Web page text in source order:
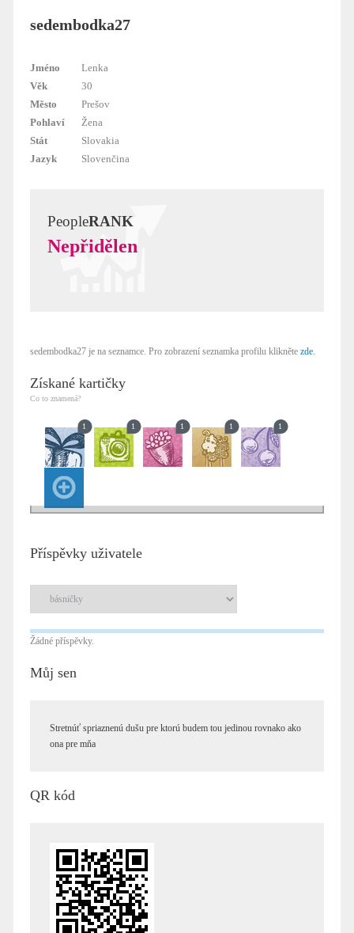
sedembodka27
Jméno
Lenka
Věk
30
Město
Prešov
Pohlaví
Žena
Stát
Slovakia
Jazyk
Slovenčina
PeopleRANK
Nepřidělen
sedembodka27 je na seznamce. Pro zobrazení seznamka profilu klikněte zde.
Získané kartičky
Co to znamená?
1 1 1 1 1
Příspěvky uživatele
Žádné příspěvky.
Můj sen
Stretnúť spriaznenú dušu pre ktorú budem tou jedinou rovnako ako
ona pre mňa
QR kód